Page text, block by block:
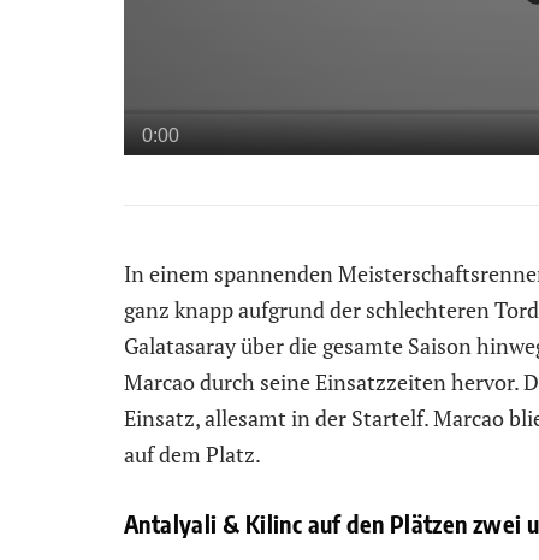
In einem spannenden
ganz knapp aufgrund der schlechteren
Galatasaray über die gesamte Saison
Marcao durch seine Einsatzzeiten hervor.
Einsatz, allesamt in der Startelf. Marcao
auf dem Platz.
Antalyali & Kilinc auf den Plätzen zwei